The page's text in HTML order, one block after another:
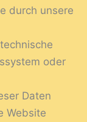
durch unsere
oder
Daten
Website